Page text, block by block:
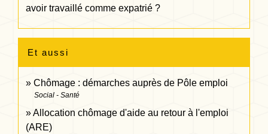
avoir travaillé comme expatrié ?
Et aussi
Chômage : démarches auprès de Pôle emploi
Social - Santé
Allocation chômage d'aide au retour à l'emploi
(ARE)